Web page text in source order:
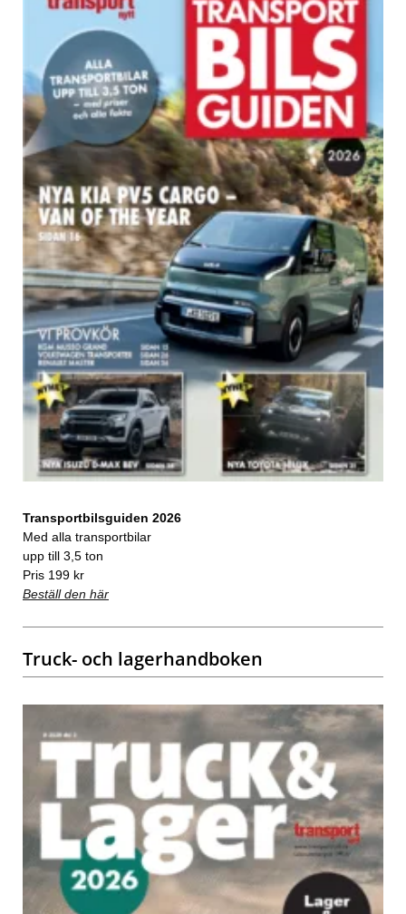
Transportbilsguiden 2026
Med alla transportbilar
upp till 3,5 ton
Pris 199 kr
Beställ den här
Truck- och lagerhandboken